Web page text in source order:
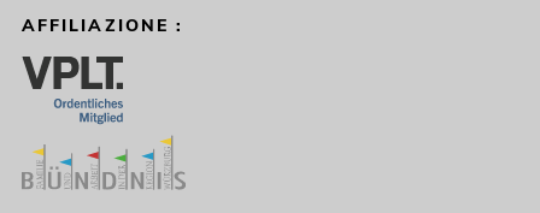
AFFILIAZIONE :